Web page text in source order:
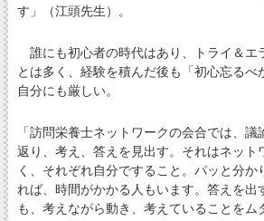
す」（江頭先生）。
誰にも初心者の時代はあり、トライ＆エ
とは多く、経験を積んだ後も「初心忘るべ
自分にも厳しい。
「訪問栄養士ネットワークの会合では、議
返り、考え、答えを見出す。それはネット
く、それぞれ自分ですること。パッと分か
れば、時間がかかる人もいます。答えを出
も、考えながら動き、考えていることをム